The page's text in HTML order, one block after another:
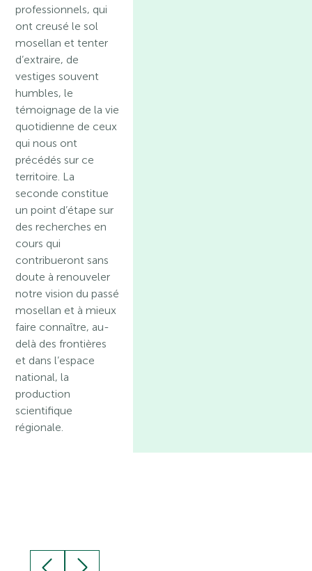
professionnels, qui
ont creusé le sol
mosellan et tenter
d’extraire, de
vestiges souvent
humbles, le
témoignage de la vie
quotidienne de ceux
qui nous ont
précédés sur ce
territoire. La
seconde constitue
un point d’étape sur
des recherches en
cours qui
contribueront sans
doute à renouveler
notre vision du passé
mosellan et à mieux
faire connaître, au-
delà des frontières
et dans l’espace
national, la
production
scientifique
régionale.